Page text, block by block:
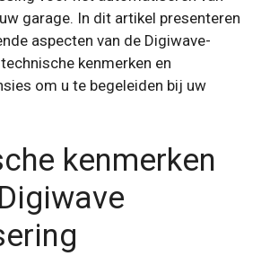
garage. In dit artikel presenteren
aspecten van de Digiwave-
kenmerken en
om u te begeleiden bij uw
kenmerken